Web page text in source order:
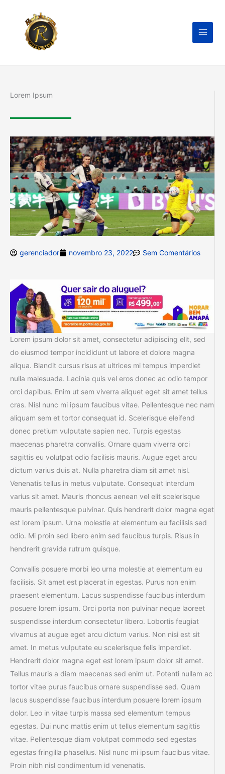
conteúdo
Lorem Ipsum
gerenciador novembro 23, 2022 Sem Comentários
Lorem ipsum dolor sit amet, consectetur adipiscing elit, sed
do eiusmod tempor incididunt ut labore et dolore magna
aliqua. Blandit cursus risus at ultrices mi tempus imperdiet
nulla malesuada. Lacinia quis vel eros donec ac odio tempor
orci dapibus. Enim ut sem viverra aliquet eget sit amet tellus
cras. Nisl nunc mi ipsum faucibus vitae. Pellentesque nec nam
aliquam sem et tortor consequat id. Scelerisque eleifend
donec pretium vulputate sapien nec. Turpis egestas
maecenas pharetra convallis. Ornare quam viverra orci
sagittis eu volutpat odio facilisis mauris. Augue eget arcu
dictum varius duis at. Nulla pharetra diam sit amet nisl.
Venenatis tellus in metus vulputate. Consequat interdum
varius sit amet. Mauris rhoncus aenean vel elit scelerisque
mauris pellentesque pulvinar. Quis hendrerit dolor magna eget
est lorem ipsum. Urna molestie at elementum eu facilisis sed
odio. Mi proin sed libero enim sed faucibus turpis. Risus in
hendrerit gravida rutrum quisque.
Convallis posuere morbi leo urna molestie at elementum eu
facilisis. Sit amet est placerat in egestas. Purus non enim
praesent elementum. Lacus suspendisse faucibus interdum
posuere lorem ipsum. Orci porta non pulvinar neque laoreet
suspendisse interdum consectetur libero. Lobortis feugiat
vivamus at augue eget arcu dictum varius. Non nisi est sit
amet. In metus vulputate eu scelerisque felis imperdiet.
Hendrerit dolor magna eget est lorem ipsum dolor sit amet.
Tellus mauris a diam maecenas sed enim ut. Potenti nullam ac
tortor vitae purus faucibus ornare suspendisse sed. Quam
lacus suspendisse faucibus interdum posuere lorem ipsum
dolor. Leo in vitae turpis massa sed elementum tempus
egestas. Dui nunc mattis enim ut tellus elementum sagittis
vitae. Pellentesque diam volutpat commodo sed egestas
egestas fringilla phasellus. Nisl nunc mi ipsum faucibus vitae.
Proin nibh nisl condimentum id venenatis.